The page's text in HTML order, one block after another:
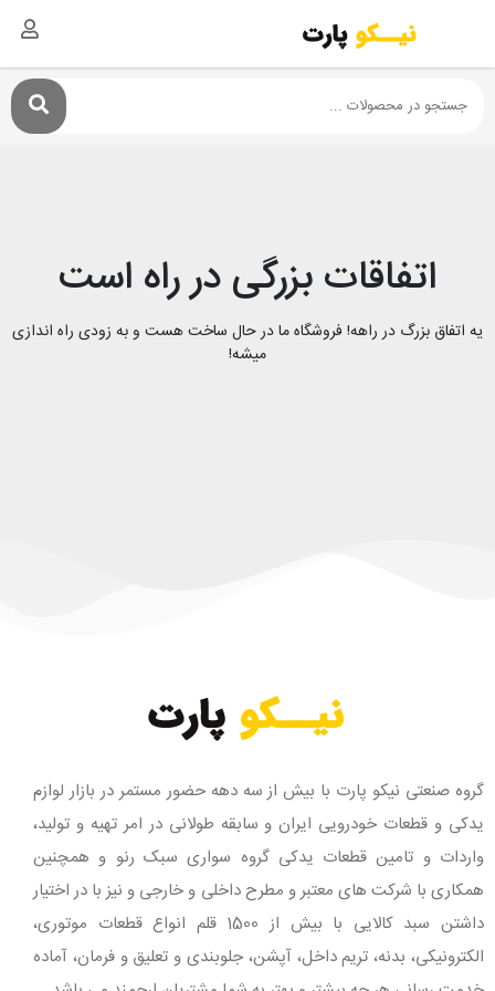
اتفاقات بزرگی در راه است
یه اتفاق بزرگ در راهه! فروشگاه ما در حال ساخت هست و به زودی راه اندازی
میشه!
گروه صنعتی نیکو پارت با بیش از سه دهه حضور مستمر در بازار لوازم
یدکی و قطعات خودرویی ایران و سابقه طولانی در امر تهیه و تولید،
واردات و تامین قطعات یدکی گروه سواری سبک رنو و همچنین
همکاری با شرکت های معتبر و مطرح داخلی و خارجی و نیز با در اختیار
داشتن سبد کالایی با بیش از 1500 قلم انواع قطعات موتوری،
الکترونیکی، بدنه، تریم داخل، آپشن، جلوبندی و تعلیق و فرمان، آماده